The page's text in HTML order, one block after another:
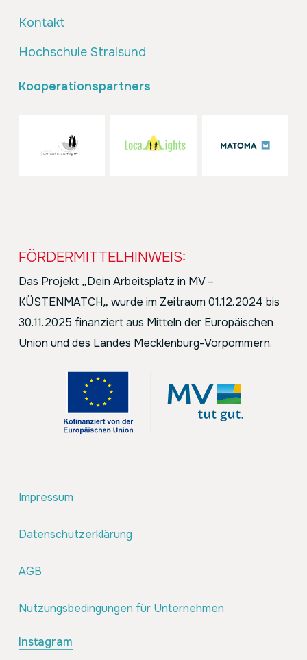
Kontakt
Hochschule Stralsund
Kooperationspartners
FÖRDERMITTELHINWEIS:
Das Projekt „Dein Arbeitsplatz in MV –
KÜSTENMATCH„ wurde im Zeitraum 01.12.2024 bis
30.11.2025 finanziert aus Mitteln der Europäischen
Union und des Landes Mecklenburg-Vorpommern.
Impressum
Datenschutzerklärung
AGB
Nutzungsbedingungen für Unternehmen
Instagram